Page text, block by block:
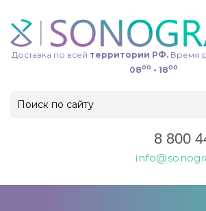
Доставка по всей территории РФ. Время
0800 - 1800
8 800